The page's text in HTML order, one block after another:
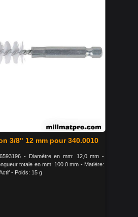
3/8" 12 mm pour 340.0010
- Diamètre en mm: 12,0 mm -
totale en mm: 100.0 mm - Matière:
- Poids: 15 g